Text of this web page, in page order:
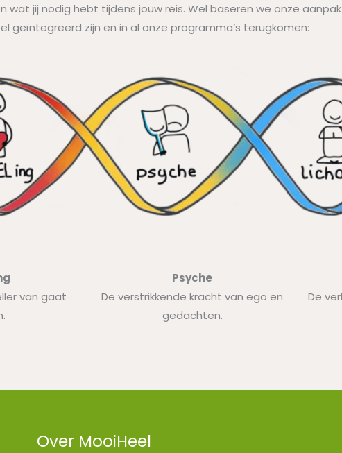
jij nodig hebt tijdens jouw reis. Wel baseren we onze
geïntegreerd zijn en in al onze programma’s terugkomen:
van gaat
Psyche
De verstrikkende kracht van ego en
gedachten.
De
Over MooiHeel